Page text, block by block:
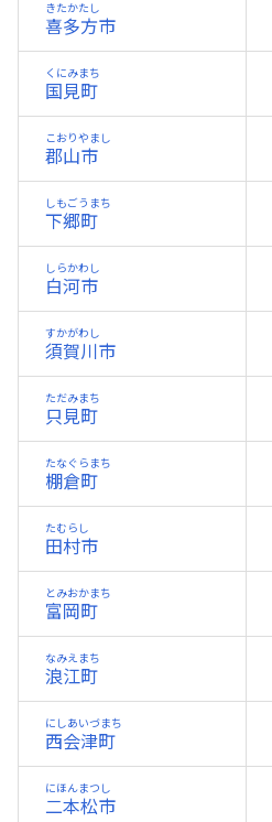
喜多方市
きたかたし
国見町
くにみまち
郡山市
こおりやまし
下郷町
しもごうまち
白河市
しらかわし
須賀川市
すかがわし
只見町
ただみまち
棚倉町
たなぐらまち
田村市
たむらし
富岡町
とみおかまち
浪江町
なみえまち
西会津町
にしあいづまち
二本松市
にほんまつし